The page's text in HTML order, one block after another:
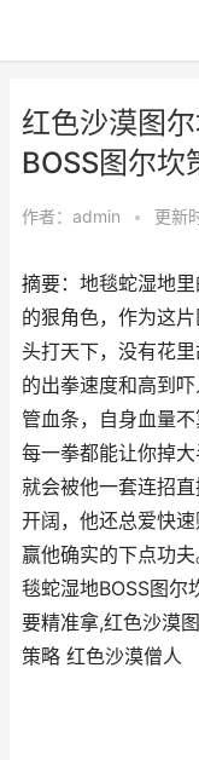
红色沙漠图
BOSS图尔坎
作者： admin • 更新
摘要：地毯蛇湿地
的狠角色，作为这
头打天下，没有花
的出拳速度和高到
管血条，自身血量
每一拳都能让你掉大
就会被他一套连招
开阔，他还总爱快
赢他确实的下点功
毯蛇湿地BOSS图尔
要精准拿,红色沙漠
策略 红色沙漠僧人